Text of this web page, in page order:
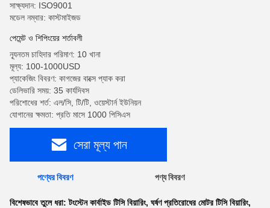
সাক্ষ্যদান: ISO9001
মডেল নম্বার: কাস্টমাইজড
পেমেন্ট ও শিপিংয়ের শর্তাবলী
ন্যূনতম চাহিদার পরিমাণ: 10 খানা
মূল্য: 100-1000USD
প্যাকেজিং বিবরণ: কাগজের বাক্সে প্যাক করা
ডেলিভারি সময়: 35 কার্যদিবস
পরিশোধের শর্ত: এল/সি, টি/টি, ওয়েস্টার্ন ইউনিয়ন
যোগানের ক্ষমতা: প্রতি মাসে 1000 পিসিএস
সেরা মূল্য পান
পণ্যের বিবরণ পণ্য বিবরণ
বিশেষভাবে তুলে ধরা:টংস্টেন কার্বাইড টিসি বিয়ারিং, ঘর্ষণ প্রতিরোধের মোটর টিসি বিয়ারিং,